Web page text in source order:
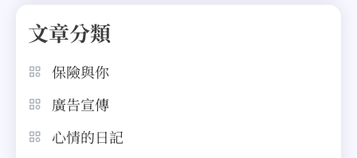
文章分類
保險與你
廣告宣傳
心情的日記